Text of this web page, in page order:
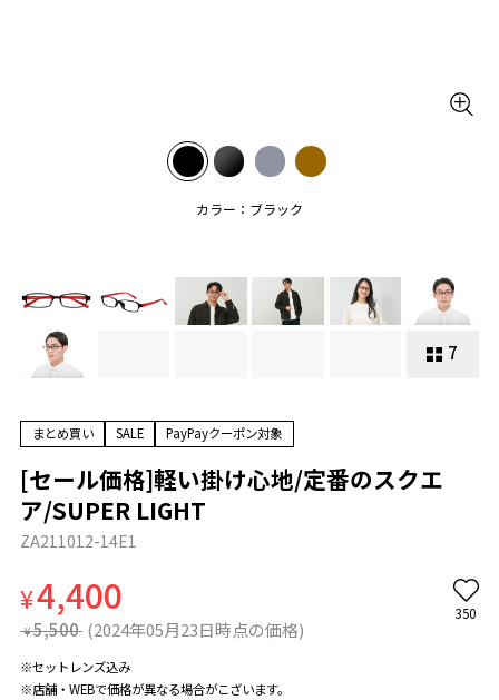
カラー：ブラック
7
まとめ買い SALE PayPayクーポン対象
[セール価格]軽い掛け心地/定番のスクエ
ア/SUPER LIGHT
ZA211012-14E1
¥4,400
¥ 5,500 (2024年05月23日時点の価格)
350
※セットレンズ込み
※店舗・WEBで価格が異なる場合がこざいます。